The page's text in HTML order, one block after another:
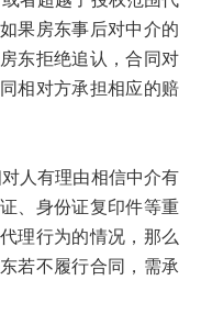
果房东事后对中介的
东拒绝追认，合同对
相对方承担相应的赔
人有理由相信中介有
、身份证复印件等重
理行为的情况，那么
若不履行合同，需承